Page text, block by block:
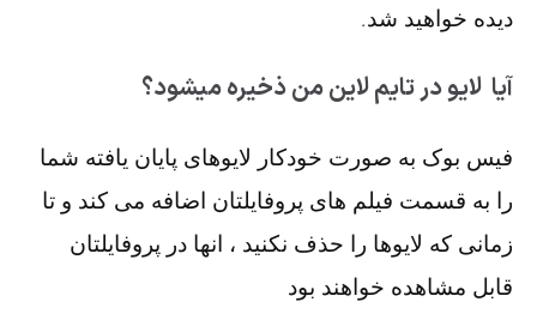
دیده خواهید شد.
آیا لایو در تایم لاین من ذخیره میشود؟
فیس بوک به صورت خودکار لایوهای پایان یافته شما
را به قسمت فیلم های پروفایلتان اضافه می کند و تا
زمانی که لایوها را حذف نکنید ، انها در پروفایلتان
قابل مشاهده خواهند بود